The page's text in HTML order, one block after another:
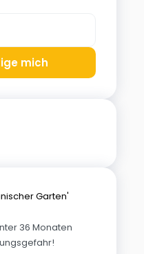
mich
Garten'
36 Monaten